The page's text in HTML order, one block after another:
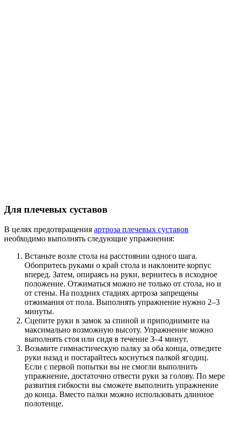
Для плечевых суставов
В целях предотвращения артроза плечевых суставов
необходимо выполнять следующие упражнения:
Встаньте возле стола на расстоянии одного шага.
Обопритесь руками о край стола и наклоните корпус
вперед. Затем, опираясь на руки, вернитесь в исходное
положение. Отжиматься можно не только от стола, но и
от стены. На поздних стадиях артроза запрещены
отжимания от пола. Выполнять упражнение нужно 2–3
минуты.
Сцепите руки в замок за спиной и приподнимите на
максимально возможную высоту. Упражнение можно
выполнять стоя или сидя в течение 3–4 минут.
Возьмите гимнастическую палку за оба конца, отведите
руки назад и постарайтесь коснуться палкой ягодиц.
Если с первой попытки вы не смогли выполнить
упражнение, достаточно отвести руки за голову. По мере
развития гибкости вы сможете выполнить упражнение
до конца. Вместо палки можно использовать длинное
полотенце.